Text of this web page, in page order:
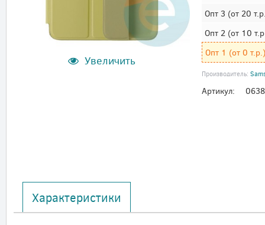
Увеличить
Опт 3 (от 20
Опт 2(от 10
Опт 1 (от 0 т.р.)
Производитель:
Артикул:
Характеристики